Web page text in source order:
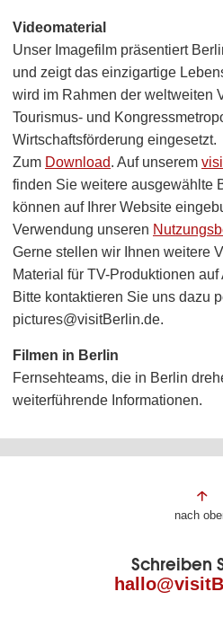
Videomaterial
Unser Imagefilm präsentiert
und zeigt das einzigartige
wird im Rahmen der weltweiten
Tourismus- und
Wirtschaftsförderung eingesetzt.
Zum Download. Auf unserem
finden Sie weitere ausgewählte
können auf Ihrer Website
Verwendung unseren
Gerne stellen wir Ihnen weitere
Material für TV-Produktionen
Bitte kontaktieren Sie uns dazu
pictures@visitBerlin.de.
Filmen in Berlin
Fernsehteams, die in Berlin
weiterführende Informationen.
nach
Schreiben